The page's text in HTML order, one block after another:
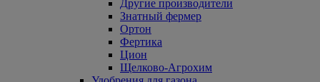
Другие производители
Знатный фермер
Ортон
Фертика
Цион
Щелково-Агрохим